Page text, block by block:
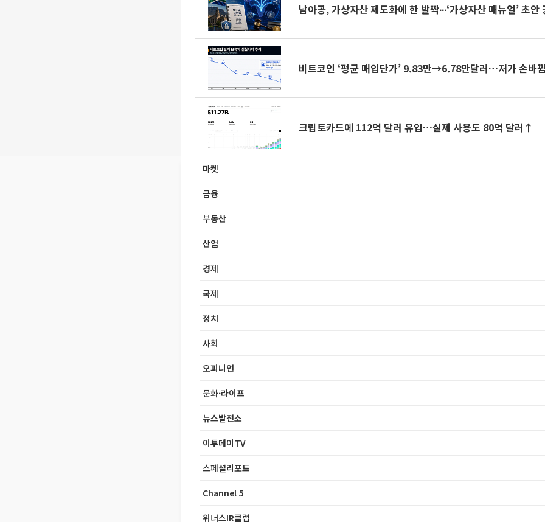
남아공, 가상자산 제도화에 한 발짝∙∙∙‘가상자산 매뉴얼’ 초안
비트코인 ‘평균 매입단가’ 9.83만→6.78만달러…저가 손바
크립토카드에 112억 달러 유입…실제 사용도 80억 달러↑
마켓
금융
부동산
산업
경제
국제
정치
사회
오피니언
문화·라이프
뉴스발전소
이투데이TV
스페셜리포트
Channel 5
위너스IR클럽